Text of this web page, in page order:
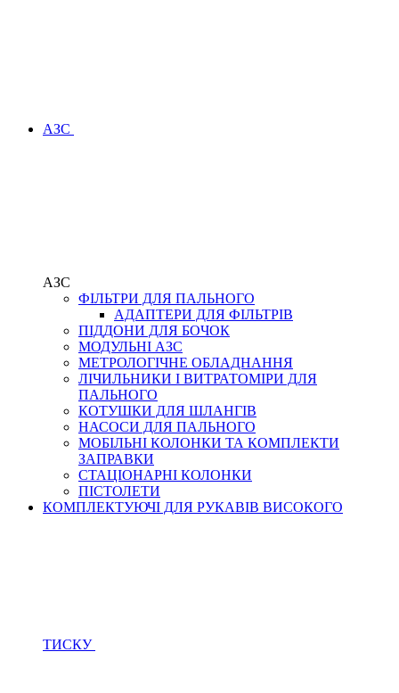
АЗС
АЗС
ФІЛЬТРИ ДЛЯ ПАЛЬНОГО
АДАПТЕРИ ДЛЯ ФІЛЬТРІВ
ПІДДОНИ ДЛЯ БОЧОК
МОДУЛЬНІ АЗС
МЕТРОЛОГІЧНЕ ОБЛАДНАННЯ
ЛІЧИЛЬНИКИ І ВИТРАТОМІРИ ДЛЯ
ПАЛЬНОГО
КОТУШКИ ДЛЯ ШЛАНГІВ
НАСОСИ ДЛЯ ПАЛЬНОГО
МОБІЛЬНІ КОЛОНКИ ТА КОМПЛЕКТИ
ЗАПРАВКИ
СТАЦІОНАРНІ КОЛОНКИ
ПІСТОЛЕТИ
КОМПЛЕКТУЮЧІ ДЛЯ РУКАВІВ ВИСОКОГО
ТИСКУ